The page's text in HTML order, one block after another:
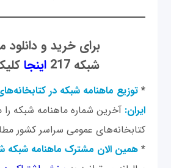
برای خرید و دانلود
شبکه 217
اینجا
* توزیع ماهنامه شبکه در
ایران: آخرین شماره ماهنامه شبکه را
کتابخانه‌های عمومی سراسر کشور
* همین الان مشترک ماهنامه شبکه